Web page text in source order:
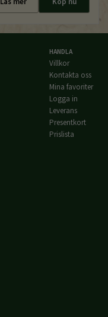
HANDLA
Villkor
Kontakta oss
Mina favoriter
Logga in
Leverans
Presentkort
Prislista